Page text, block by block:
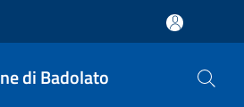
di Badolato